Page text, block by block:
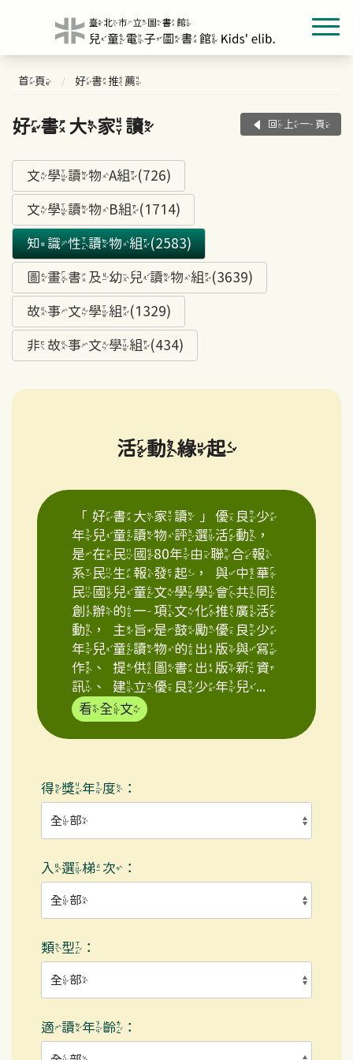
首頁 好書推薦
好書大家讀 回上一頁
文學讀物A組(726)
文學讀物B組(1714)
知識性讀物組(2583)
圖畫書及幼兒讀物組(3639)
故事文學組(1329)
非故事文學組(434)
活動緣起
「好書大家讀」優良少
年兒童讀物評選活動，
是在民國80年由聯合報
系民生報發起，與中華
民國兒童文學學會共同
創辦的一項文化推廣活
動，主旨是鼓勵優良少
年兒童讀物的出版與寫
作、提供圖書出版新資
訊、建立優良少年兒...
看全文
得獎年度：
入選梯次：
類型：
適讀年齡：